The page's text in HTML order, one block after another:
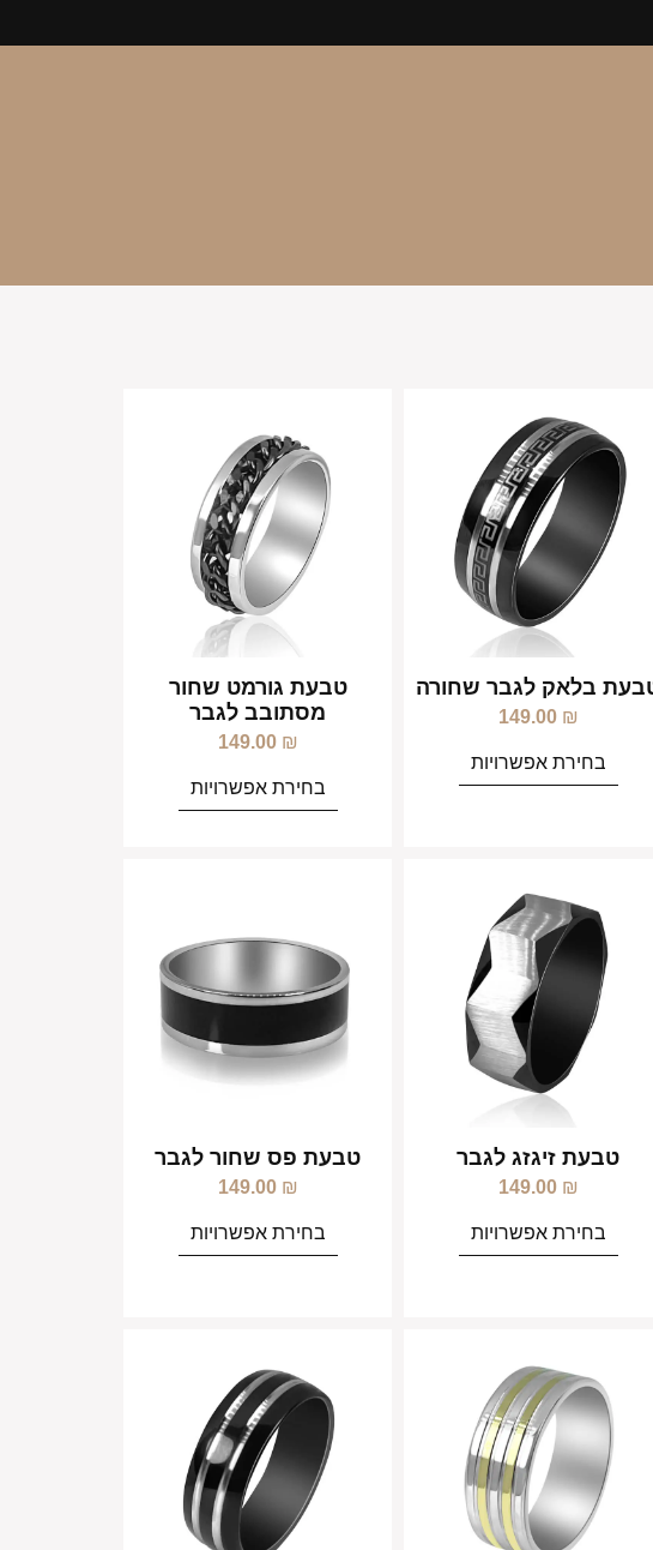
בלאק לגבר שחורה
149.00 ₪
בחירת אפשרויות
טבעת גורמט שחור
מסתובב לגבר
149.00 ₪
בחירת אפשרויות
טבעת זיגזג לגבר
149.00 ₪
בחירת אפשרויות
טבעת פס שחור לגבר
149.00 ₪
בחירת אפשרויות